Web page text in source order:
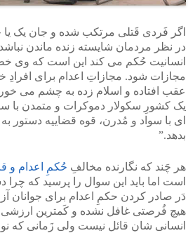
اگر فَردی قَتلی مرتکب شده و جان یک یا
در نظر مردمان شایسته زنده ماندن
انسانیت حُکم می کند این است که وی
مجازات شود. مجازاتِ اعدام برای
عقب افتاده و اسلام زده به چشم می
یک کشورِ سکولار دموکرات و متمدن با
ای با سواد و مُدرن، قوه قضاییه دستور به
بدهد.”
هر چَند که نگارنده مخالفِ حُکمِ اعدام و
است اما باید این سوال را پرسید که چرا
دَر صادر کردن حکمِ اعدام برای جوانان
هیچ فُرصتی غافل نشده و کَمترین
انسانی شان قائل نیست ولی زَمانی که